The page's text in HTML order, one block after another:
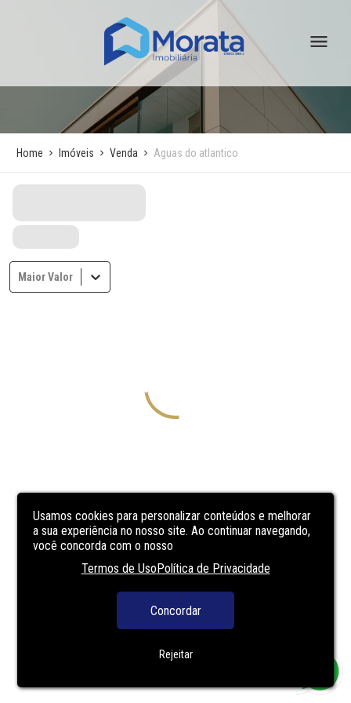
Usamos cookies para personalizar conteúdos e melhorar
a sua experiência no nosso site. Ao continuar navegando,
você concorda com o nosso
Termos de UsoPolítica de Privacidade
Concordar
Rejeitar
Home Imóveis Venda Aguas do atlantico
Maior Valor